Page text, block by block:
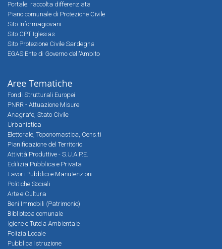
Portale: raccolta differenziata
Piano comunale di Protezione Civile
Sito Informagiovani
Sito CPT Iglesias
Sito Protezione Civile Sardegna
EGAS Ente di Governo dell'Ambito
Aree Tematiche
Fondi Strutturali Europei
PNRR - Attuazione Misure
Anagrafe, Stato Civile
Urbanistica
Elettorale, Toponomastica, Cens.ti
Pianificazione del Territorio
Attività Produttive - S.U.A.P.E.
Edilizia Pubblica e Privata
Lavori Pubblici e Manutenzioni
Politiche Sociali
Arte e Cultura
Beni Immobili (Patrimonio)
Biblioteca comunale
Igiene e Tutela Ambientale
Polizia Locale
Pubblica Istruzione